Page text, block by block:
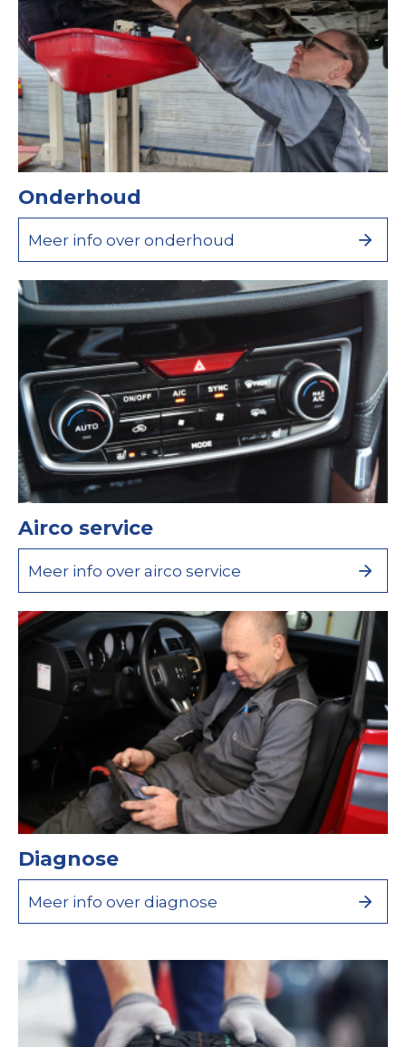
Onderhoud
Meer info over onderhoud
Airco service
Meer info over airco service
Diagnose
Meer info over diagnose